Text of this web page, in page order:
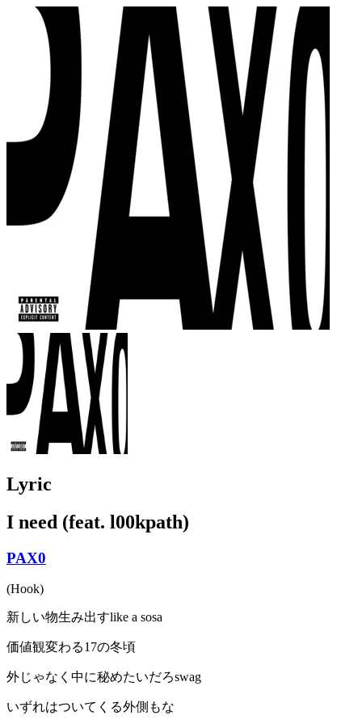
Lyric
I need (feat. l00kpath)
PAX0
(Hook)
新しい物生み出すlike a sosa
価値観変わる17の冬頃
外じゃなく中に秘めたいだろswag
いずれはついてくる外側もな